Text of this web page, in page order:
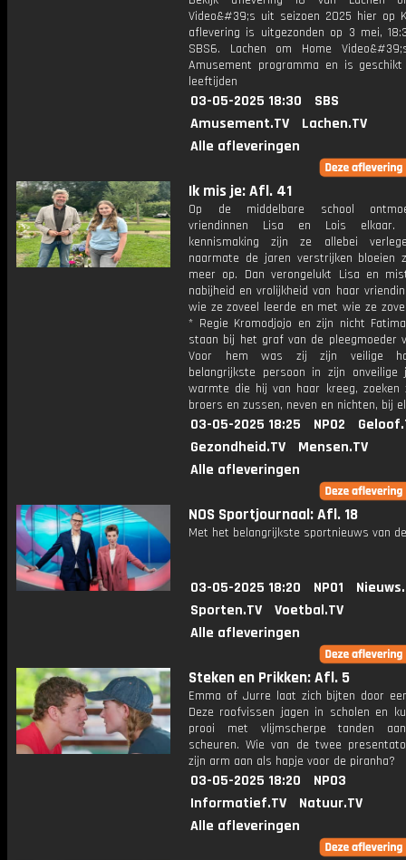
Video&#39;s uit seizoen 2025 hier op
aflevering is uitgezonden op 3 mei,
SBS6. Lachen om Home
Amusement programma en is
leeftijden
03-05-2025 18:30
SBS
Amusement.TV
Lachen.TV
Alle afleveringen
Ik mis je: Afl. 41
Op de middelbare school
vriendinnen Lisa en Lois
kennismaking zijn ze allebei
naarmate de jaren verstrijken bloeien
meer op. Dan verongelukt Lisa en
nabijheid en vrolijkheid van haar
wie ze zoveel leerde en met wie ze
* Regie Kromodjojo en zijn nicht
staan bij het graf van de pleegmoeder
Voor hem was zij zijn veilige
belangrijkste persoon in zijn onveilige
warmte die hij van haar kreeg, zoeken
broers en zussen, neven en nichten, bij
03-05-2025 18:25 NPO2
Gezondheid.TV
Mensen.TV
Alle afleveringen
NOS Sportjournaal: Afl. 18
Met het belangrijkste sportnieuws van
03-05-2025 18:20 NPO1
Sporten.TV
Voetbal.TV
Alle afleveringen
Steken en Prikken: Afl. 5
Emma of Jurre laat zich bijten door
Deze roofvissen jagen in scholen en
prooi met vlijmscherpe tanden
scheuren. Wie van de twee
zijn arm aan als hapje voor de piranha?
03-05-2025 18:20
NPO3
Informatief.TV
Natuur.TV
Alle afleveringen